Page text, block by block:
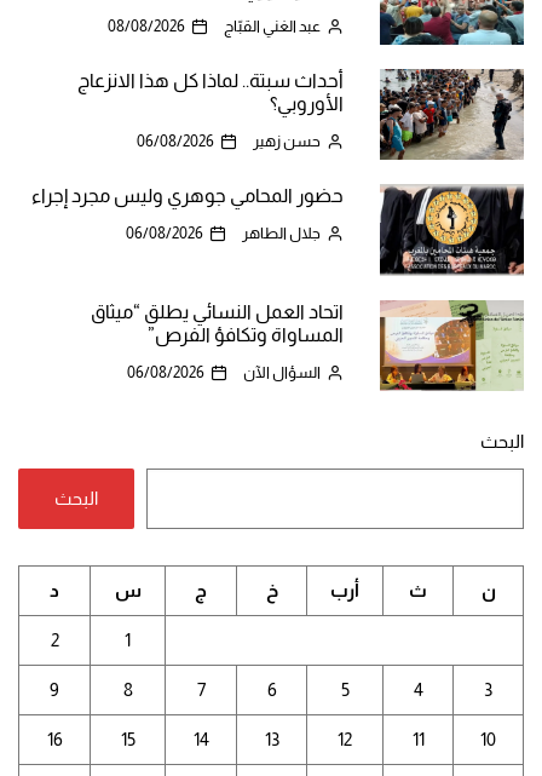
عبد الغني القبّاج 08/08/2026
أحداث سبتة.. لماذا كل هذا الانزعاج
الأوروبي؟
حسن زهير 06/08/2026
حضور المحامي جوهري وليس مجرد إجراء
جلال الطاهر 06/08/2026
اتحاد العمل النسائي يطلق “ميثاق
المساواة وتكافؤ الفرص”
السؤال الآن 06/08/2026
البحث
البحث
ن ث أرب خ ج س د
1
2
3
4
5
6
7
8
9
10
11
12
13
14
15
16